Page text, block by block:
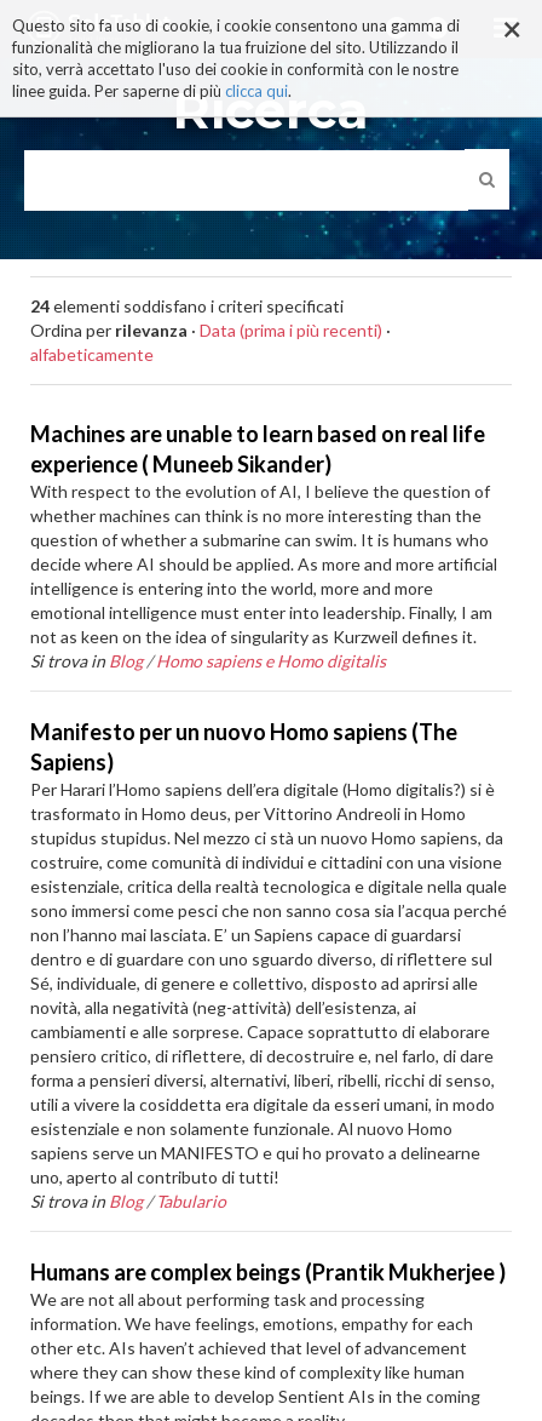
×
Questo sito fa uso di cookie, i cookie consentono una gamma di
funzionalità che migliorano la tua fruizione del sito. Utilizzando il
sito, verrà accettato l'uso dei cookie in conformità con le nostre
linee guida. Per saperne di più clicca qui.
ai
contenuti.
|
alla
navigazione
Ricerca
24elementi soddisfano i criteri specificati
Ordina per rilevanza · Data (prima i più recenti) ·
alfabeticamente
Machines are unable to learn based on real life
experience ( Muneeb Sikander)
With respect to the evolution of AI, I believe the question of
whether machines can think is no more interesting than the
question of whether a submarine can swim. It is humans who
decide where AI should be applied. As more and more artificial
intelligence is entering into the world, more and more
emotional intelligence must enter into leadership. Finally, I am
not as keen on the idea of singularity as Kurzweil defines it.
Si trova in Blog /Homo sapiens e Homo digitalis
Manifesto per un nuovo Homo sapiens (The
Sapiens)
Per Harari l’Homo sapiens dell’era digitale (Homo digitalis?) si è
trasformato in Homo deus, per Vittorino Andreoli in Homo
stupidus stupidus. Nel mezzo ci stà un nuovo Homo sapiens, da
costruire, come comunità di individui e cittadini con una visione
esistenziale, critica della realtà tecnologica e digitale nella quale
sono immersi come pesci che non sanno cosa sia l’acqua perché
non l’hanno mai lasciata. E’ un Sapiens capace di guardarsi
dentro e di guardare con uno sguardo diverso, di riflettere sul
Sé, individuale, di genere e collettivo, disposto ad aprirsi alle
novità, alla negatività (neg-attività) dell’esistenza, ai
cambiamenti e alle sorprese. Capace soprattutto di elaborare
pensiero critico, di riflettere, di decostruire e, nel farlo, di dare
forma a pensieri diversi, alternativi, liberi, ribelli, ricchi di senso,
utili a vivere la cosiddetta era digitale da esseri umani, in modo
esistenziale e non solamente funzionale. Al nuovo Homo
sapiens serve un MANIFESTO e qui ho provato a delinearne
uno, aperto al contributo di tutti!
Si trova in Blog /Tabulario
Humans are complex beings (Prantik Mukherjee )
We are not all about performing task and processing
information. We have feelings, emotions, empathy for each
other etc. AIs haven’t achieved that level of advancement
where they can show these kind of complexity like human
beings. If we are able to develop Sentient AIs in the coming